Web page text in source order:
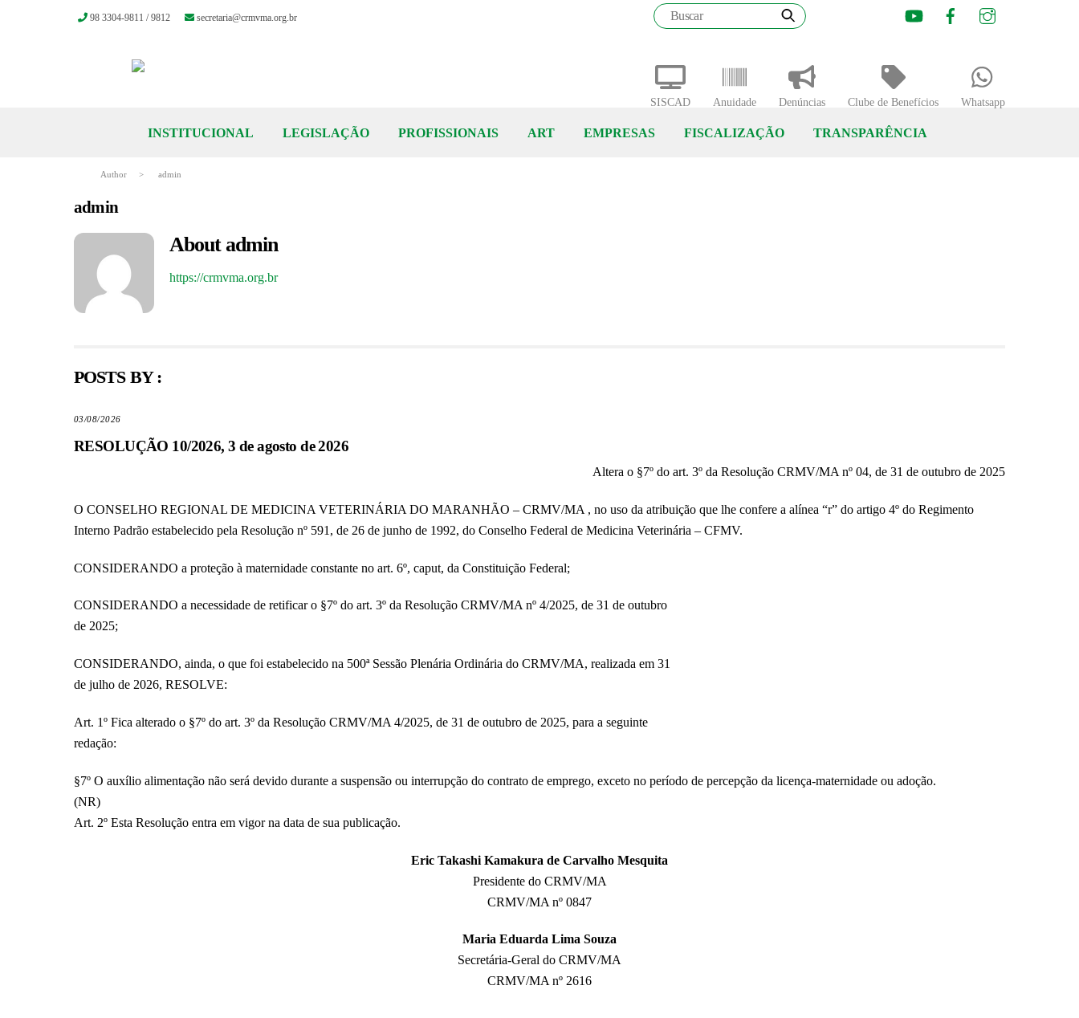
INSTITUCIONAL LEGISLAÇÃO PROFISSIONAIS ART EMPRESAS FISCALIZAÇÃO TRANSPARÊNCIA
SISCAD Anuidade Denúncias Clube de Benefícios Whatsapp
98 3304-9811 / 9812 secretaria@crmvma.org.br
Youtube Facebook
Author > admin
admin
Aboutadmin
https://crmvma.org.br
POSTS BY :
03/08/2026
RESOLUÇÃO 10/2026, 3 de agosto de 2026
Altera o §7º do art. 3º da Resolução CRMV/MA nº 04, de 31 de outubro de 2025
O CONSELHO REGIONAL DE MEDICINA VETERINÁRIA DO MARANHÃO – CRMV/MA , no uso da atribuição que lhe confere a alínea “r” do artigo 4º do Regimento
Interno Padrão estabelecido pela Resolução nº 591, de 26 de junho de 1992, do Conselho Federal de Medicina Veterinária – CFMV.
CONSIDERANDO a proteção à maternidade constante no art. 6º, caput, da Constituição Federal;
CONSIDERANDO a necessidade de retificar o §7º do art. 3º da Resolução CRMV/MA nº 4/2025, de 31 de outubro
de 2025;
CONSIDERANDO, ainda, o que foi estabelecido na 500ª Sessão Plenária Ordinária do CRMV/MA, realizada em 31
de julho de 2026, RESOLVE:
Art. 1º Fica alterado o §7º do art. 3º da Resolução CRMV/MA 4/2025, de 31 de outubro de 2025, para a seguinte
redação:
§7º O auxílio alimentação não será devido durante a suspensão ou interrupção do contrato de emprego, exceto no período de percepção da licença-maternidade ou adoção.
(NR)
Art. 2º Esta Resolução entra em vigor na data de sua publicação.
Eric Takashi Kamakura de Carvalho Mesquita
Presidente do CRMV/MA
CRMV/MA nº 0847
Maria Eduarda Lima Souza
Secretária-Geral do CRMV/MA
CRMV/MA nº 2616